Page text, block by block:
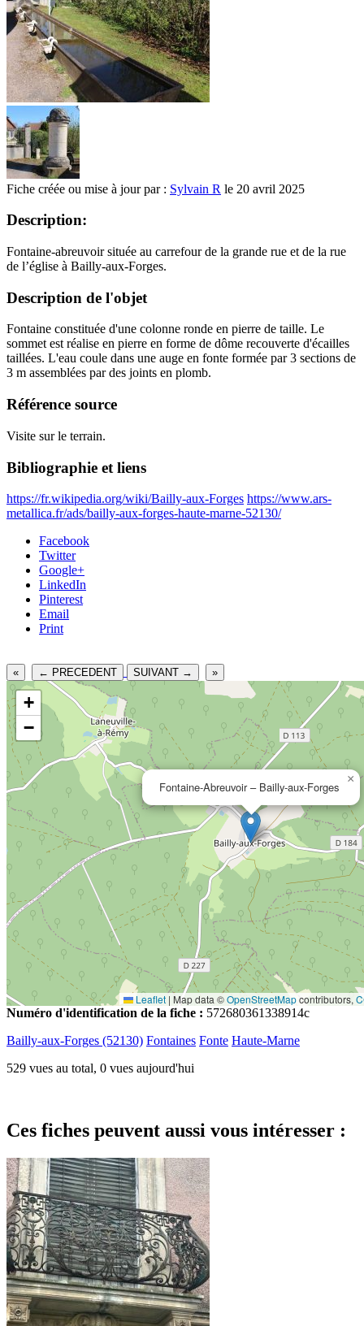
Fiche créée ou mise à jour par : Sylvain R le 20 avril 2025
Description:
Fontaine-abreuvoir située au carrefour de la grande rue et de la rue
de l’église à Bailly-aux-Forges.
Description de l'objet
Fontaine constituée d'une colonne ronde en pierre de taille. Le
sommet est réalise en pierre en forme de dôme recouverte d'écailles
taillées. L'eau coule dans une auge en fonte formée par 3 sections de
3 m assemblées par des joints en plomb.
Référence source
Visite sur le terrain.
Bibliographie et liens
https://fr.wikipedia.org/wiki/Bailly-aux-Forges https://www.ars-
metallica.fr/ads/bailly-aux-forges-haute-marne-52130/
Facebook
Twitter
Google+
LinkedIn
Pinterest
Email
Print
« ← PRECEDENT SUIVANT → »
Fontaine-Abreuvoir – Bailly-aux-Forges
×
+
−
Leaflet | Map data ©OpenStreetMapcontributors,
Numéro d'identification de la fiche : 572680361338914c
Bailly-aux-Forges (52130) Fontaines Fonte Haute-Marne
529 vues au total, 0 vues aujourd'hui
Ces fiches peuvent aussi vous intéresser :